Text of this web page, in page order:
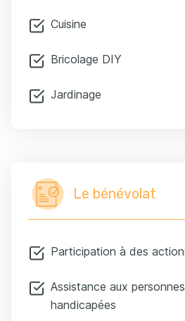
Cuisine
Bricolage DIY
Jardinage
Le bénévolat
Participation à des
Assistance aux
handicapées